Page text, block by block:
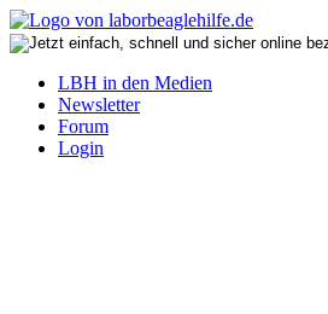
LBH in den Medien
Newsletter
Forum
Login